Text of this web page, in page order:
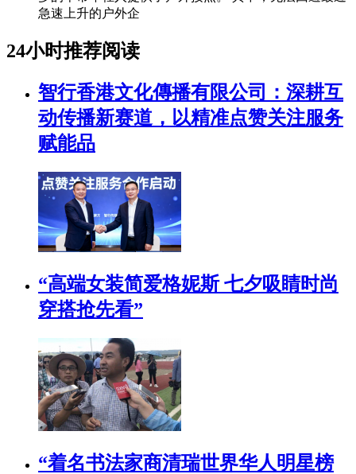
急速上升的户外企
24小时推荐阅读
智行香港文化傳播有限公司：深耕互
动传播新赛道，以精准点赞关注服务
赋能品
“高端女装简爱格妮斯 七夕吸睛时尚
穿搭抢先看”
“着名书法家商清瑞世界华人明星榜